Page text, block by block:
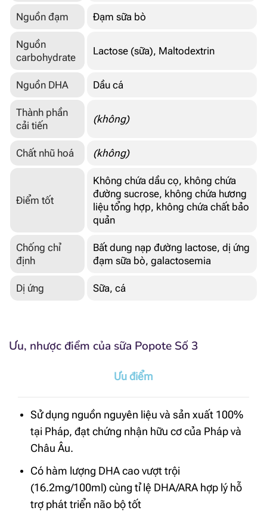
Nguồn đạm Đạm sữa bò
Nguồn
carbohydrate
Lactose (sữa), Maltodextrin
Nguồn DHA Dầu cá
Thành phần
cải tiến
(không)
Chất nhũ hoá (không)
Điểm tốt
Không chứa dầu cọ, không chứa
đường sucrose, không chứa hương
liệu tổng hợp, không chứa chất bảo
quản
Chống chỉ
định
Bất dung nạp đường lactose, dị ứng
đạm sữa bò, galactosemia
Dị ứng Sữa, cá
Ưu, nhược điểm của sữa Popote Số 3
Ưu điểm
Sử dụng nguồn nguyên liệu và sản xuất 100%
tại Pháp, đạt chứng nhận hữu cơ của Pháp và
Châu Âu.
Có hàm lượng DHA cao vượt trội
(16.2mg/100ml) cùng tỉ lệ DHA/ARA hợp lý hỗ
trợ phát triển não bộ tốt